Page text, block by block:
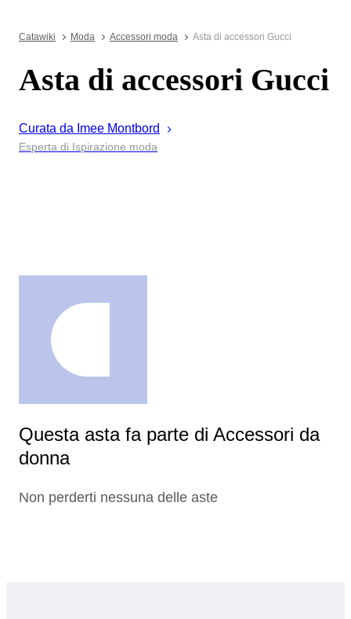
Catawiki Moda Accessori moda Asta di accessori Gucci
Asta di accessori Gucci
Curata da Imee Montbord
Esperta di Ispirazione moda
Questa asta fa parte di Accessori da
donna
Non perderti nessuna delle aste